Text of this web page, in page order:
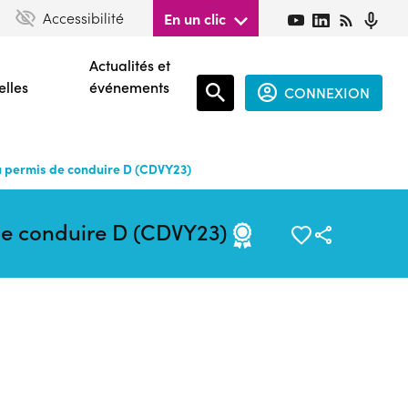
Accessibilité En un clic
Actualités et
événements
CONNEXION
de conduire D (CDVY23)
D (CDVY23)